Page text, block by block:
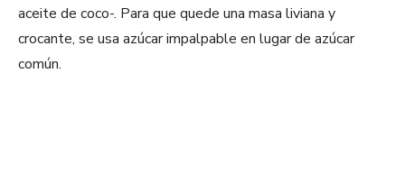
aceite de coco-. Para que quede una masa liviana y
crocante, se usa azúcar impalpable en lugar de azúcar
común.